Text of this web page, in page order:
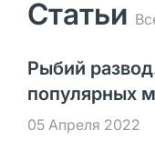
Статьи
Рыбий
популярных
05 Апреля 2022